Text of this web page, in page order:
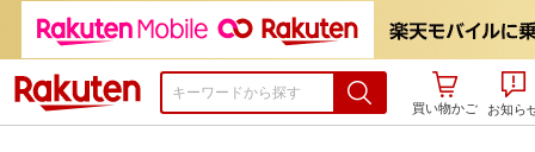
楽天市場
買い物かご
お知ら